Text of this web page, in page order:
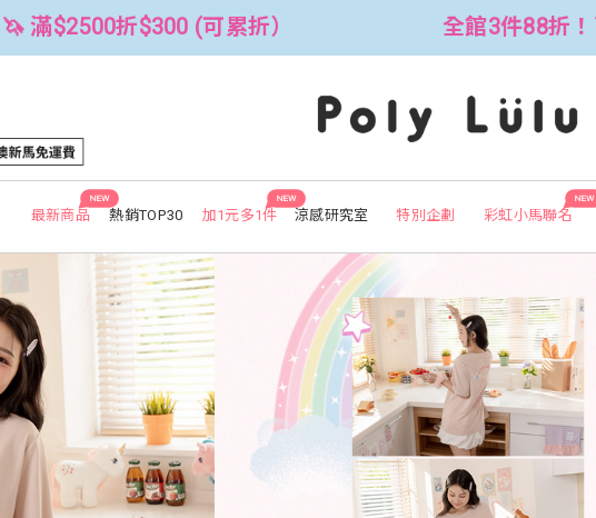
全館3件88折！🦄 滿$2500折$300 (可累折）
NEW
最新商品 熱銷TOP30
NEW
加1元多1件 涼感研究室 特別企劃
NEW
彩虹小馬聯名